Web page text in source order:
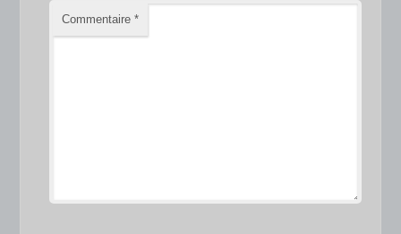
Commentaire*